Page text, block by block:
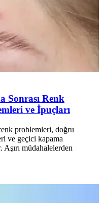
Sonrası Renk
ve İpuçları
problemleri, doğru
ve geçici kapama
müdahalelerden